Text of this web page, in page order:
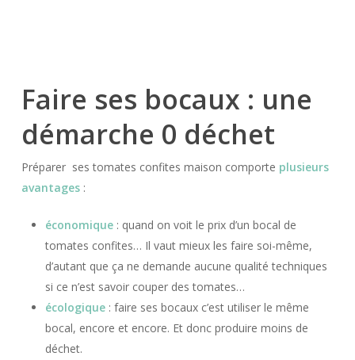
Faire ses bocaux : une
démarche 0 déchet
Préparer ses tomates confites maison comporte plusieurs
avantages:
économique: quand on voit le prix d’un bocal de
tomates confites… Il vaut mieux les faire soi-même,
d’autant que ça ne demande aucune qualité techniques
si ce n’est savoir couper des tomates…
écologique: faire ses bocaux c’est utiliser le même
bocal, encore et encore. Et donc produire moins de
déchet.